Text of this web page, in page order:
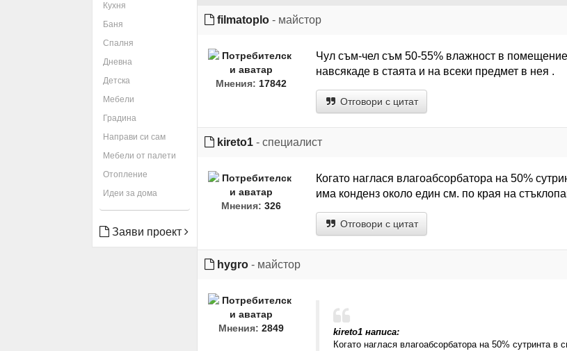
Кухня
Баня
Спалня
Дневна
Детска
Мебели
Градина
Направи си сам
Мебели от палети
Отопление
Идеи за дома
Заяви проект
filmatoplo - майстор
Мнения: 17842
Чул съм-чел съм 50-55% влажност в
навсякаде в стаята и на всеки предмет в нея .
Отговори с цитат
kireto1 - специалист
Мнения: 326
Когато наглася влагоабсорбатора на 50%
има конденз около един см. по края на
Отговори с цитат
hygro - майстор
Мнения: 2849
kireto1 написа:
Когато наглася влагоабсорбатора на 50% сутринта в